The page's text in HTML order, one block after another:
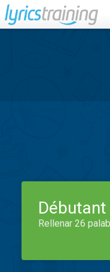
Débutant
Rellenar 26